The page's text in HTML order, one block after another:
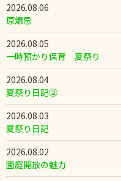
2026.08.06
原爆忌
2026.08.05
一時預かり保育 夏祭り
2026.08.04
夏祭り日記②
2026.08.03
夏祭り日記
2026.08.02
園庭開放の魅力